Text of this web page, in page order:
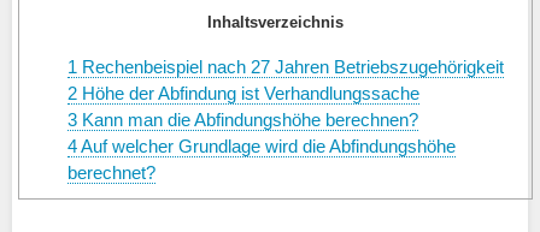
Inhaltsverzeichnis
1 Rechenbeispiel nach 27 Jahren Betriebszugehörigkeit
2 Höhe der Abfindung ist Verhandlungssache
3 Kann man die Abfindungshöhe berechnen?
4Auf welcher Grundlage wird die Abfindungshöhe
berechnet?